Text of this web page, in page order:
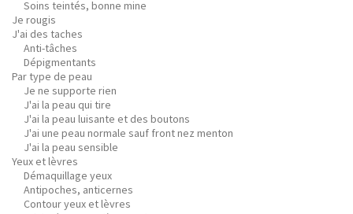
Soins teintés, bonne mine
Je rougis
J'ai des taches
Anti-tâches
Dépigmentants
Par type de peau
Je ne supporte rien
J'ai la peau qui tire
J'ai la peau luisante et des boutons
J'ai une peau normale sauf front nez menton
J'ai la peau sensible
Yeux et lèvres
Démaquillage yeux
Antipoches, anticernes
Contour yeux et lèvres